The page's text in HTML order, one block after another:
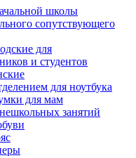
школы
сопутствующего
для
и студентов
для ноутбука
для мам
занятий